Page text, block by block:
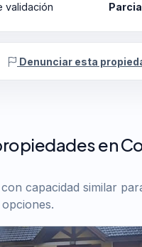
validación
Denunciar esta
en
capacidad similar